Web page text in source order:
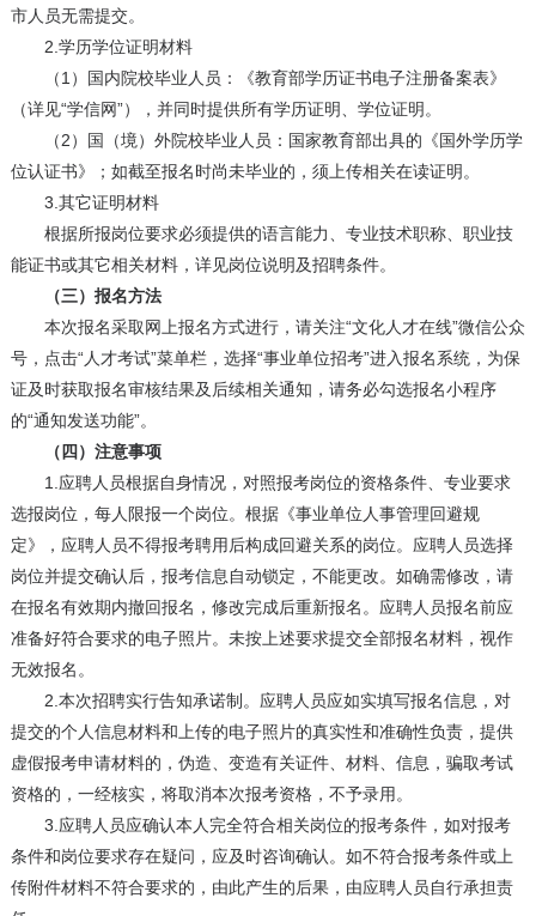
市人员无需提交。
2.学历学位证明材料
（1）国内院校毕业人员：《教育部学历证书电子注册备案表》
（详见“学信网”），并同时提供所有学历证明、学位证明。
（2）国（境）外院校毕业人员：国家教育部出具的《国外学历学
位认证书》；如截至报名时尚未毕业的，须上传相关在读证明。
3.其它证明材料
根据所报岗位要求必须提供的语言能力、专业技术职称、职业技
能证书或其它相关材料，详见岗位说明及招聘条件。
（三）报名方法
本次报名采取网上报名方式进行，请关注“文化人才在线”微信公众
号，点击“人才考试”菜单栏，选择“事业单位招考”进入报名系统，为保
证及时获取报名审核结果及后续相关通知，请务必勾选报名小程序
的“通知发送功能”。
（四）注意事项
1.应聘人员根据自身情况，对照报考岗位的资格条件、专业要求
选报岗位，每人限报一个岗位。根据《事业单位人事管理回避规
定》，应聘人员不得报考聘用后构成回避关系的岗位。应聘人员选择
岗位并提交确认后，报考信息自动锁定，不能更改。如确需修改，请
在报名有效期内撤回报名，修改完成后重新报名。应聘人员报名前应
准备好符合要求的电子照片。未按上述要求提交全部报名材料，视作
无效报名。
2.本次招聘实行告知承诺制。应聘人员应如实填写报名信息，对
提交的个人信息材料和上传的电子照片的真实性和准确性负责，提供
虚假报考申请材料的，伪造、变造有关证件、材料、信息，骗取考试
资格的，一经核实，将取消本次报考资格，不予录用。
3.应聘人员应确认本人完全符合相关岗位的报考条件，如对报考
条件和岗位要求存在疑问，应及时咨询确认。如不符合报考条件或上
传附件材料不符合要求的，由此产生的后果，由应聘人员自行承担责